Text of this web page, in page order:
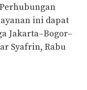
ini dapat
Jakarta–Bogor–
Syafrin, Rabu